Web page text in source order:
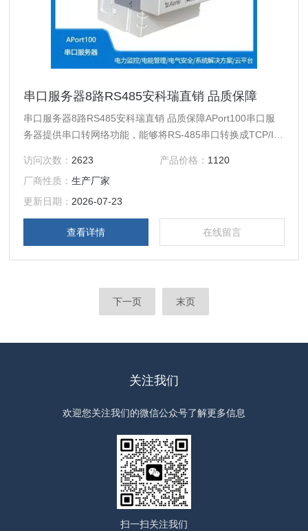
串口服务器8路RS485安科瑞直销 品质保障
串口服务器8路RS485安科瑞直销 品质保障APort100串口服
务器提供串口转网络功能，能够将RS-485串口转换成TCP/IP
访问次数： 2623 产品价格： 1120
厂商性质：生产厂家
更新日期： 2026-07-23
查看详情 在线留言
下一页 末页
关注我们
欢迎您关注我们的微信公众号了解更多信息
扫一扫关注我们